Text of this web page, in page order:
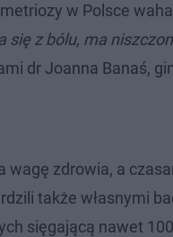
w Polsce
się z bólu, ma
dr Joanna Banaś,
wagę zdrowia, a
także własnymi
sięgającą nawet